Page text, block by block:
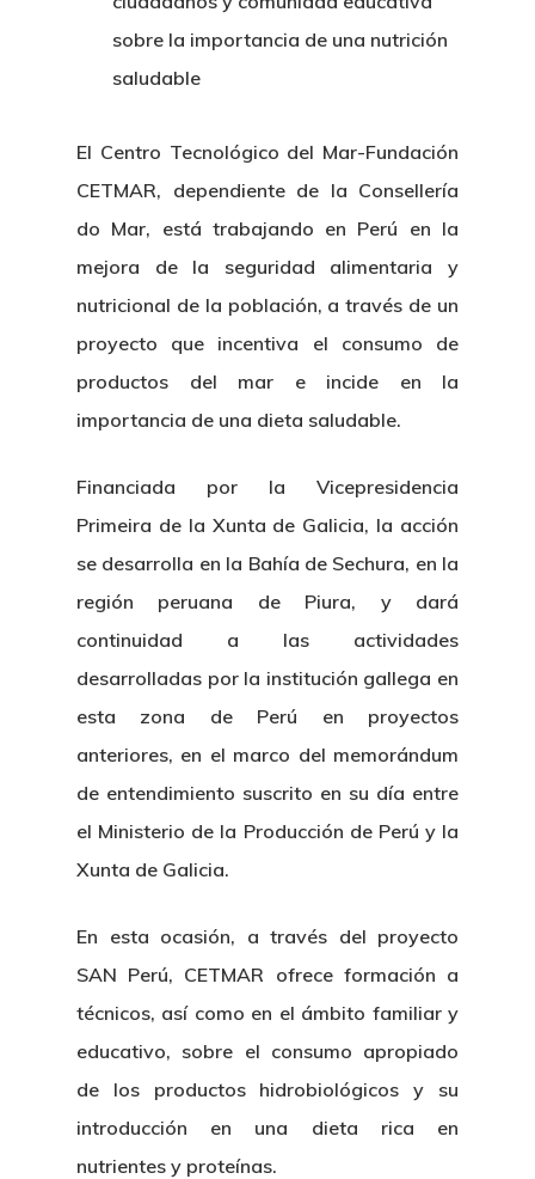
sobre la importancia de una nutrición
saludable
El Centro Tecnológico del Mar-Fundación
CETMAR, dependiente de la Consellería
do Mar, está trabajando en Perú en la
mejora de la seguridad alimentaria y
nutricional de la población, a través de un
proyecto que incentiva el consumo de
productos del mar e incide en la
importancia de una dieta saludable.
Financiada por la Vicepresidencia
Primeira de la Xunta de Galicia, la acción
se desarrolla en la Bahía de Sechura, en la
región peruana de Piura, y dará
continuidad a las actividades
desarrolladas por la institución gallega en
esta zona de Perú en proyectos
anteriores, en el marco del memorándum
de entendimiento suscrito en su día entre
el Ministerio de la Producción de Perú y la
Xunta de Galicia.
En esta ocasión, a través del proyecto
SAN Perú, CETMAR ofrece formación a
técnicos, así como en el ámbito familiar y
educativo, sobre el consumo apropiado
de los productos hidrobiológicos y su
introducción en una dieta rica en
nutrientes y proteínas.
Centro De